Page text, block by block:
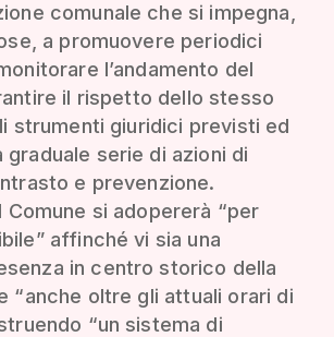
comunale che si impegna,
a promuovere periodici
l’andamento del
il rispetto dello stesso
strumenti giuridici previsti ed
graduale serie di azioni di
e prevenzione.
Comune si adopererà “per
affinché vi sia una
in centro storico della
“anche oltre gli attuali orari di
“un sistema di